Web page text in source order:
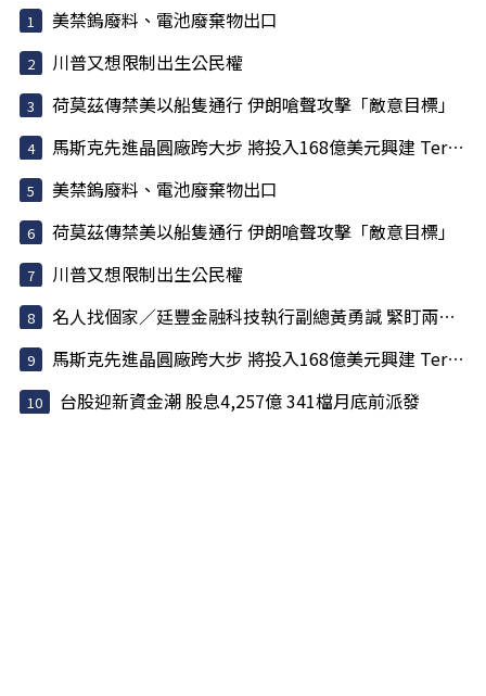
美禁鎢廢料、電池廢棄物出口
川普又想限制出生公民權
荷莫茲傳禁美以船隻通行 伊朗嗆聲攻擊「敵意目標」
馬斯克先進晶圓廠跨大步 將投入168億美元興建 Terafab 園區
美禁鎢廢料、電池廢棄物出口
荷莫茲傳禁美以船隻通行 伊朗嗆聲攻擊「敵意目標」
川普又想限制出生公民權
名人找個家／廷豐金融科技執行副總黃勇諴 緊盯兩訊號
馬斯克先進晶圓廠跨大步 將投入168億美元興建 Terafab 園區
台股迎新資金潮 股息4,257億 341檔月底前派發